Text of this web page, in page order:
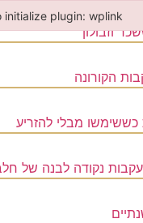
וזבולון
הקורונה
מבלי להזריע
נקודה לבנה של
plugin: wplink
initialize plugin: wplink
plugin: wplink